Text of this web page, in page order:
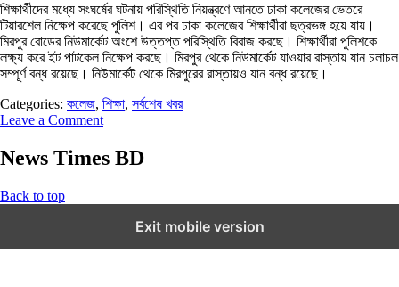
শিক্ষার্থীদের মধ্যে সংঘর্ষের ঘটনায় পরিস্থিতি নিয়ন্ত্রণে আনতে ঢাকা কলেজের ভেতরে
টিয়ারশেল নিক্ষেপ করেছে পুলিশ। এর পর ঢাকা কলেজের শিক্ষার্থীরা ছত্রভঙ্গ হয়ে যায়।
মিরপুর রোডের নিউমার্কেট অংশে উত্তপ্ত পরিস্থিতি বিরাজ করছে। শিক্ষার্থীরা পুলিশকে
লক্ষ্য করে ইট পাটকেল নিক্ষেপ করছে। মিরপুর থেকে নিউমার্কেট যাওয়ার রাস্তায় যান চলাচল
সম্পূর্ণ বন্ধ রয়েছে। নিউমার্কেট থেকে মিরপুরের রাস্তায়ও যান বন্ধ রয়েছে।
Categories: কলেজ, শিক্ষা, সর্বশেষ খবর
Leave a Comment
News Times BD
Back to top
Exit mobile version